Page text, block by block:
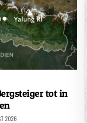
tot in
2026